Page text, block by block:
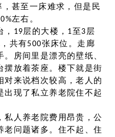
，甚至一床难求，但是民
左右。
，19层的大楼，1至3层
共有500张床位。走廊
房间里是漂亮的壁纸、
摆放着茶座。楼下就是街
对来说档次较高，老人的
出现了私立养老院住不起
私人养老院费用昂贵，公
老问题诸多。住不起、住